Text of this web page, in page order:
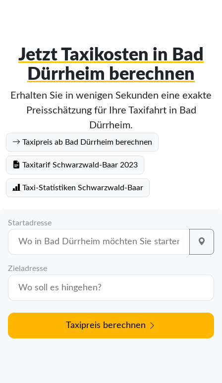
Jetzt Taxikosten in Bad
Dürrheim berechnen
Erhalten Sie in wenigen Sekunden eine exakte
Preisschätzung für Ihre Taxifahrt in Bad
Dürrheim.
Taxipreis ab Bad Dürrheim berechnen
Taxitarif Schwarzwald-Baar 2023
Taxi-Statistiken Schwarzwald-Baar
Startadresse
Zieladresse
Taxipreis berechnen